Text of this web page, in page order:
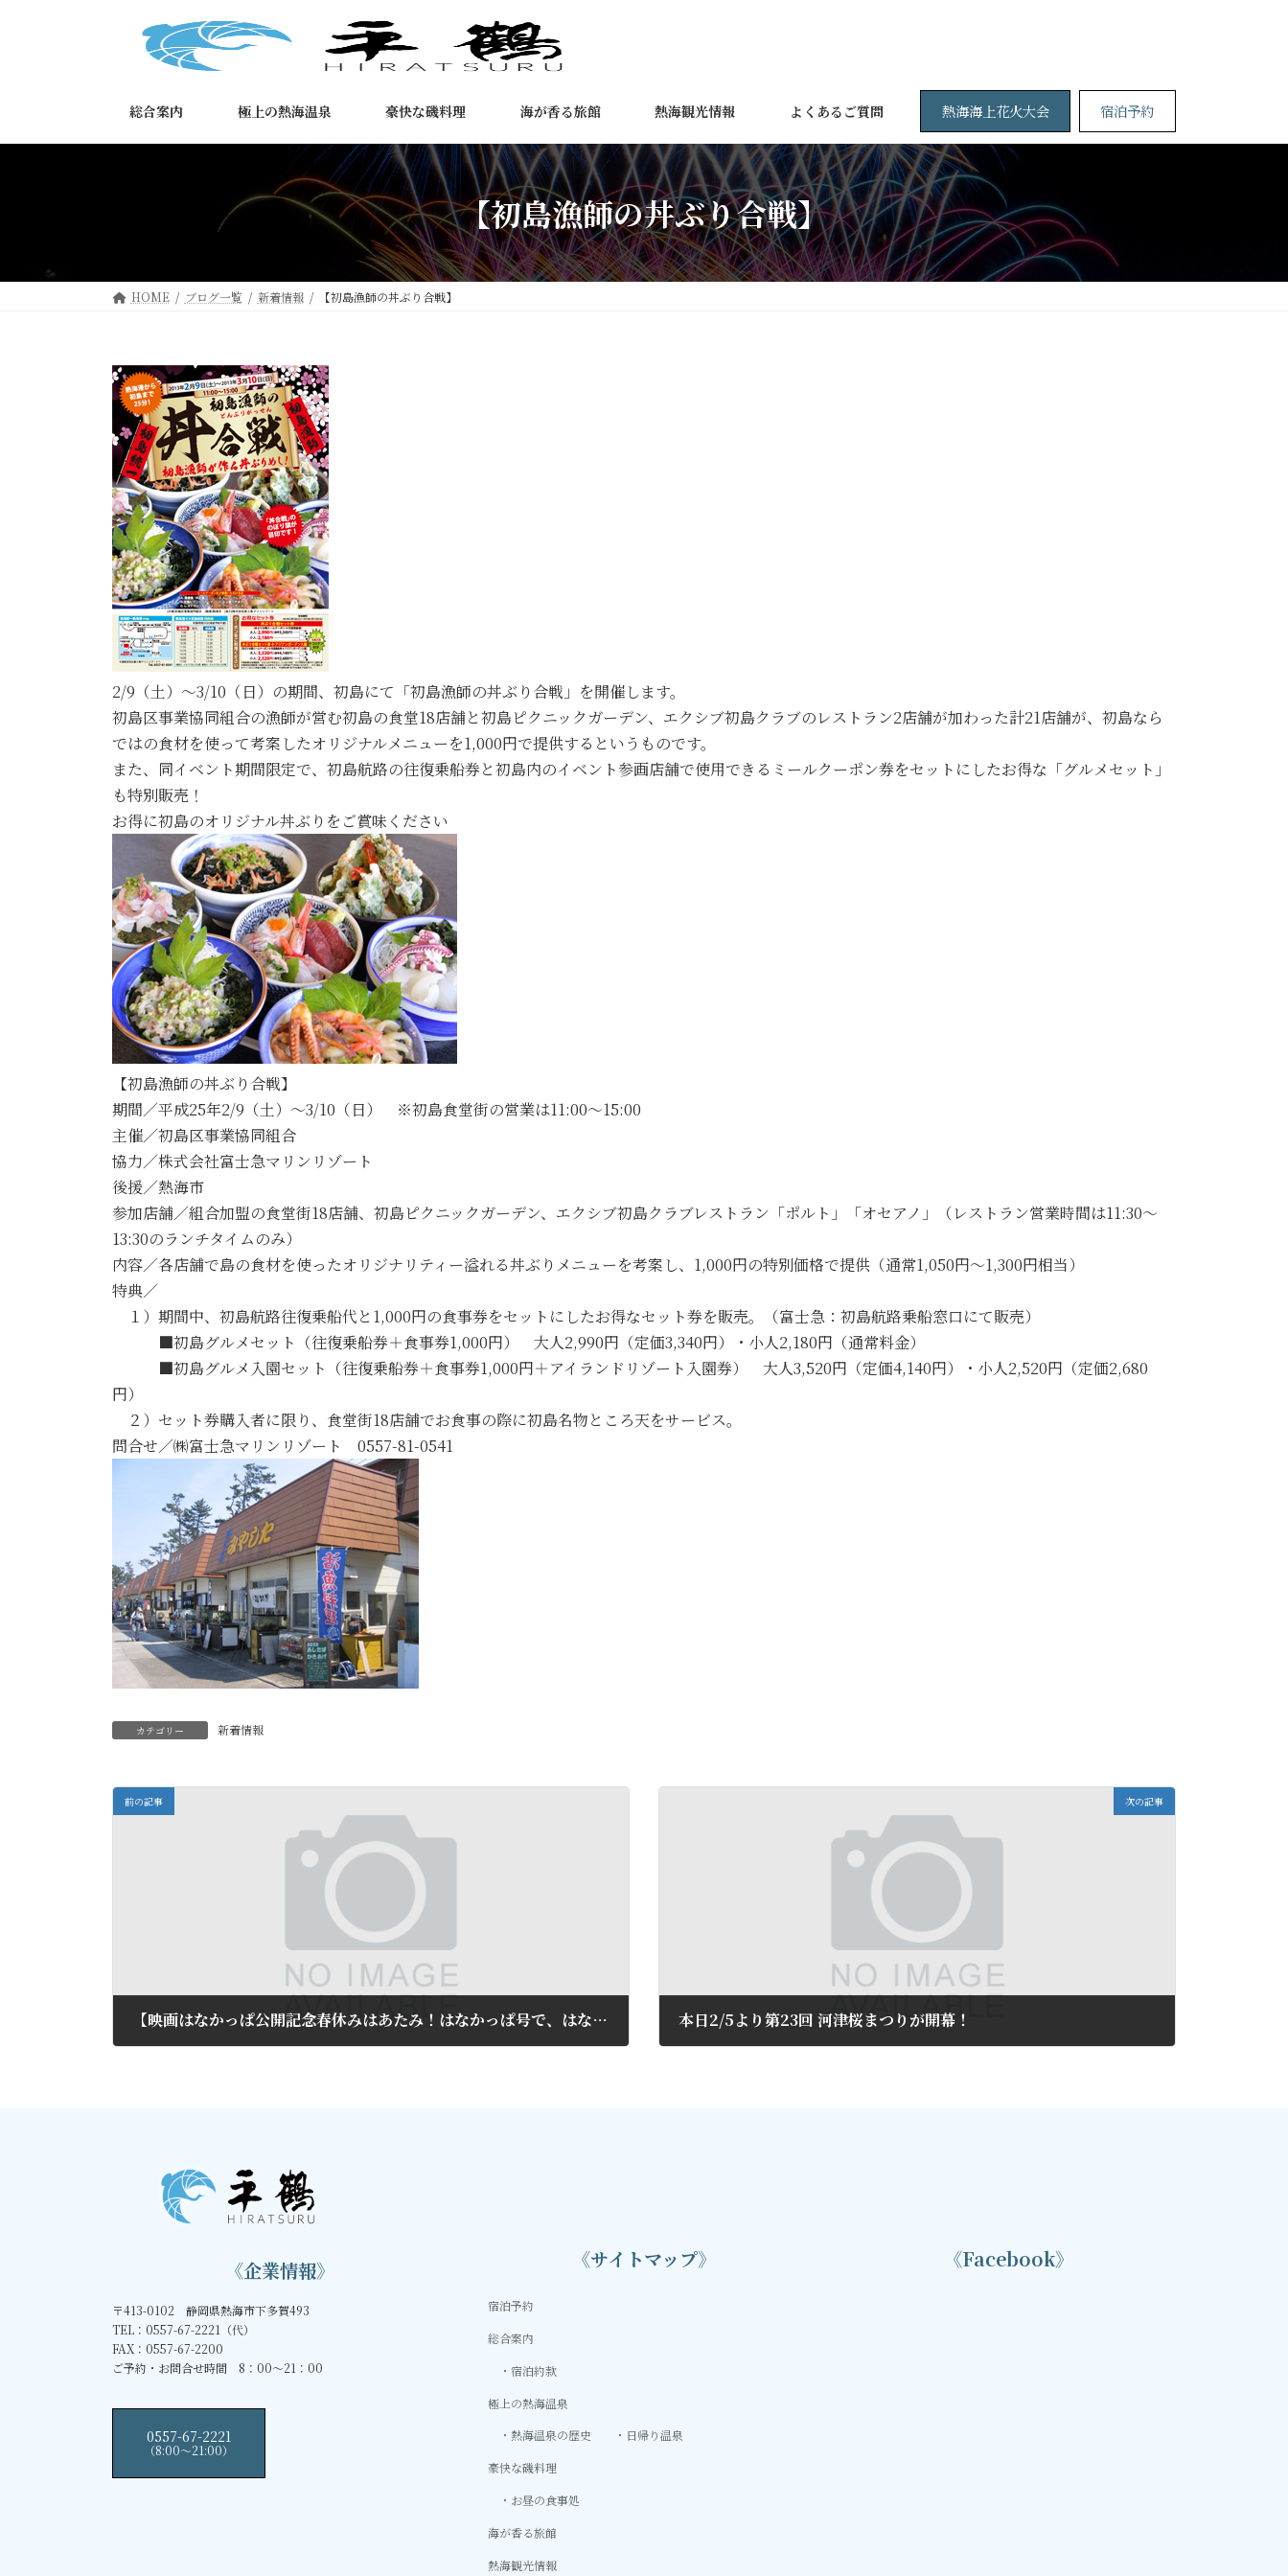
ス
ン
総合案内 極上の熱海温泉 豪快な磯料理 海が香る旅館 熱海観光情報 よくあるご質問 熱海海上花火大会 宿泊予約
【初島漁師の丼ぶり合戦】
HOME ブログ一覧 新着情報 【初島漁師の丼ぶり合戦】
2/9（土）～3/10（日）の期間、初島にて「初島漁師の丼ぶり合戦」を開催します。
初島区事業協同組合の漁師が営む初島の食堂18店舗と初島ピクニックガーデン、エクシブ初島クラブのレストラン2店舗が加わった計21店舗が、初島なら
ではの食材を使って考案したオリジナルメニューを1,000円で提供するというものです。
また、同イベント期間限定で、初島航路の往復乗船券と初島内のイベント参画店舗で使用できるミールクーポン券をセットにしたお得な「グルメセット」
も特別販売！
お得に初島のオリジナル丼ぶりをご賞味ください
【初島漁師の丼ぶり合戦】
期間／平成25年2/9（土）～3/10（日） ※初島食堂街の営業は11:00～15:00
主催／初島区事業協同組合
協力／株式会社富士急マリンリゾート
後援／熱海市
参加店舗／組合加盟の食堂街18店舗、初島ピクニックガーデン、エクシブ初島クラブレストラン「ポルト」「オセアノ」（レストラン営業時間は11:30～
13:30のランチタイムのみ）
内容／各店舗で島の食材を使ったオリジナリティー溢れる丼ぶりメニューを考案し、1,000円の特別価格で提供（通常1,050円～1,300円相当）
特典／
１）期間中、初島航路往復乗船代と1,000円の食事券をセットにしたお得なセット券を販売。（富士急：初島航路乗船窓口にて販売）
■初島グルメセット（往復乗船券＋食事券1,000円） 大人2,990円（定価3,340円）・小人2,180円（通常料金）
■初島グルメ入園セット（往復乗船券＋食事券1,000円＋アイランドリゾート入園券） 大人3,520円（定価4,140円）・小人2,520円（定価2,680
円）
２）セット券購入者に限り、食堂街18店舗でお食事の際に初島名物ところ天をサービス。
問合せ／㈱富士急マリンリゾート 0557-81-0541
カテゴリー 新着情報
前の記事
【映画はなかっぱ公開記念春休みはあたみ！はなかっぱ号で、はなかっぱ島探検！】
次の記事
本日2/5より第23回 河津桜まつりが開幕！
《企業情報》
〒413-0102 静岡県熱海市下多賀493
TEL：0557-67-2221（代）
FAX：0557-67-2200
ご予約・お問合せ時間 8：00～21：00
0557-67-2221
（8:00〜21:00）
《サイトマップ》
宿泊予約
総合案内
宿泊約款
極上の熱海温泉
熱海温泉の歴史
日帰り温泉
豪快な磯料理
お昼の食事処
海が香る旅館
熱海観光情報
《Facebook》